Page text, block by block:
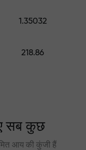
1.35032
218.86
सब कुछ
आय की कुंजी हैं